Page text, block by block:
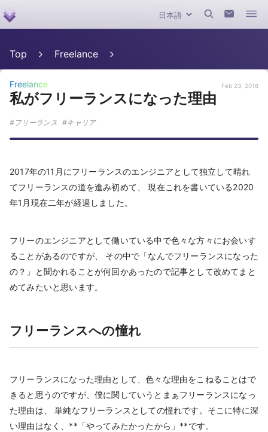
Top Freelance
Freelance Feb 23, 2018
私がフリーランスになった理由
フリーランス キャリア
2017年の11月にフリーランスのエンジニアとして独立して晴れ
てフリーランスの道を進み初めて、 現在これを書いている2020
年1月現在二年が経過しました。
フリーのエンジニアとして働いている中で色々な方々にお会いす
ることがあるのですが、 その中で「なんでフリーランスになった
の？」と聞かれることが何回かあったので記事として改めてまと
めてみたいと思います。
フリーランスへの憧れ
フリーランスになった理由として、色々な理由をこねることはで
きると思うのですが、僕に関していうとまぁフリーランスになっ
た理由は、 単純なフリーランスとしての憧れです。そこに特に深
い理由はなく、**「やってみたかったから」**です。